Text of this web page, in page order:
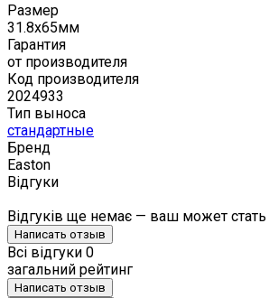
Размер
31.8х65мм
Гарантия
от производителя
Код производителя
2024933
Тип выноса
стандартные
Бренд
Easton
Відгуки
Відгуків ще немає — ваш может
Написать отзыв
Всі відгуки 0
загальний рейтинг
Написать отзыв